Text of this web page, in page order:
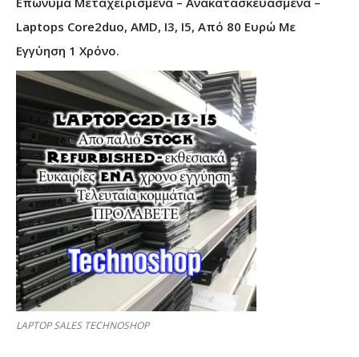
Laptops Core2duo, AMD, I3, I5, Από 80 Ευρώ Με
Εγγύηση 1 Χρόνο.
LAPTOP SALES TECHNOSHOP